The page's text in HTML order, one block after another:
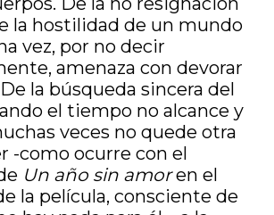
la hostilidad de un mundo
vez, por no decir
amenaza con devorar
la búsqueda sincera del
el tiempo no alcance y
veces no quede otra
-como ocurre con el
Un año sin amoren el
la película, consciente de